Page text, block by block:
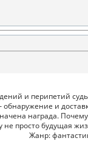
и перипетий
обнаружение и
награда.
просто будущая
Жанр: